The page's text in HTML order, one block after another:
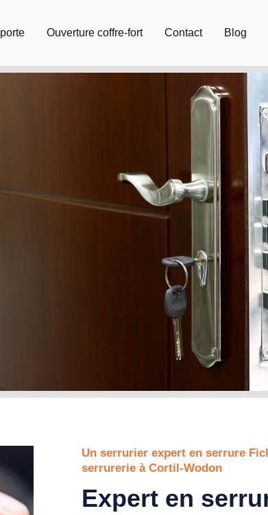
Ouverture coffre-fort Contact Blog
Un serrurier expert en serrure
serrurerie à Cortil-Wodon
Expert en